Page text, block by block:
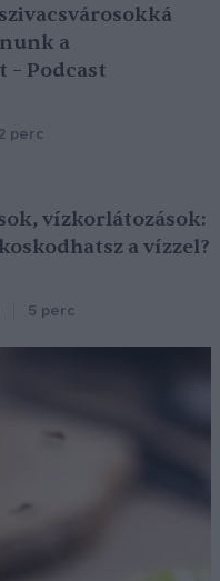
a
– Podcast
perc
vízkorlátozások:
a vízzel?
5 perc